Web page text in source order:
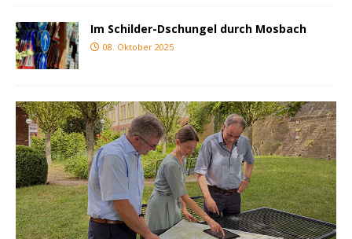
Im Schilder-Dschungel durch Mosbach
08. Oktober 2025